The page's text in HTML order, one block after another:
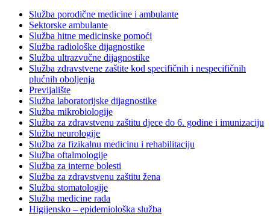
Služba porodične medicine i ambulante
Sektorske ambulante
Služba hitne medicinske pomoći
Služba radiološke dijagnostike
Služba ultrazvučne dijagnostike
Služba zdravstvene zaštite kod specifičnih i nespecifičnih
plućnih oboljenja
Previjalište
Služba laboratorijske dijagnostike
Služba mikrobiologije
Služba za zdravstvenu zaštitu djece do 6. godine i imunizaciju
Služba neurologije
Služba za fizikalnu medicinu i rehabilitaciju
Služba oftalmologije
Služba za interne bolesti
Služba za zdravstvenu zaštitu žena
Služba stomatologije
Služba medicine rada
Higijensko – epidemiološka služba